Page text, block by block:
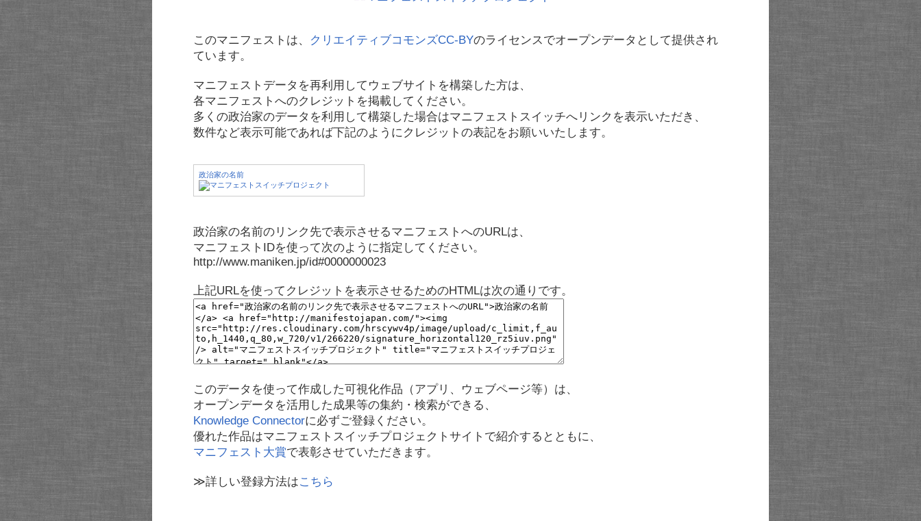
このマニフェストは、 クリエイティブコモンズCC-BYのライセンスでオープンデータとして提供され
ています。
マニフェストデータを再利用してウェブサイトを構築した方は、
各マニフェストへのクレジットを掲載してください。
多くの政治家のデータを利用して構築した場合はマニフェストスイッチへリンクを表示いただき、
数件など表示可能であれば下記のようにクレジットの表記をお願いいたします。
政治家の名前
政治家の名前のリンク先で表示させるマニフェストへのURLは、
マニフェストIDを使って次のように指定してください。
http://www.maniken.jp/id#0000000023
上記URLを使ってクレジットを表示させるためのHTMLは次の通りです。
このデータを使って作成した可視化作品（アプリ、ウェブページ等）は、
オープンデータを活用した成果等の集約・検索ができる、
Knowledge Connectorに必ずご登録ください。
優れた作品はマニフェストスイッチプロジェクトサイトで紹介するとともに、
マニフェスト大賞で表彰させていただきます。
≫詳しい登録方法はこちら